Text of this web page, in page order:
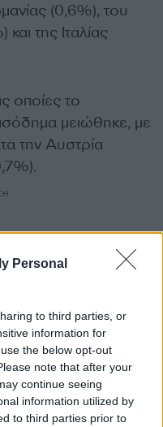
Personal
to third parties, or
information for
the below opt-out
note that after your
continue seeing
information utilized by
to third parties prior to
(0,6%), του
της Ιταλίας
οποίες το
μειώθηκε, με
την Αυστρία